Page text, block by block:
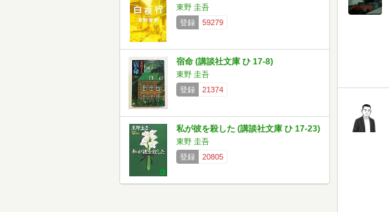
東野 圭吾
登録
59279
宿命 (講談社文庫 ひ 17-8)
東野 圭吾
登録
21374
私が彼を殺した (講談社文庫 ひ 17-23)
東野 圭吾
登録
20805